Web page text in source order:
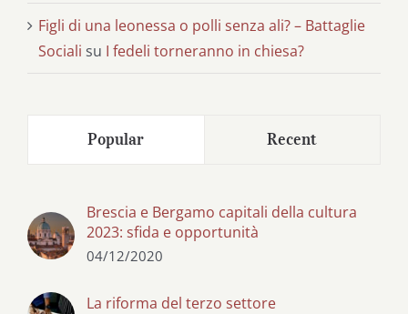
Figli di una leonessa o polli senza ali? – Battaglie
Sociali su I fedeli torneranno in chiesa?
Popular Recent
Brescia e Bergamo capitali della cultura
2023: sfida e opportunità
04/12/2020
La riforma del terzo settore